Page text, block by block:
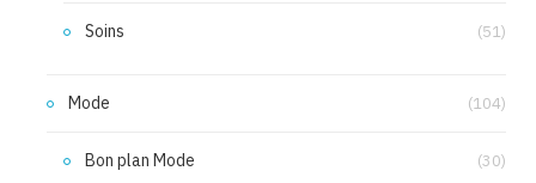
Soins (51)
Mode (104)
Bon plan Mode (30)